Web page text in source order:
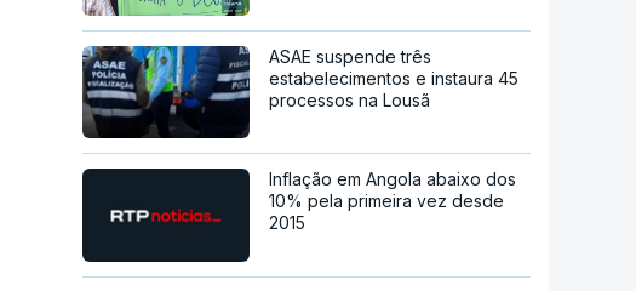
ASAE suspende três
estabelecimentos e instaura 45
processos na Lousã
Inflação em Angola abaixo dos
10% pela primeira vez desde
2015